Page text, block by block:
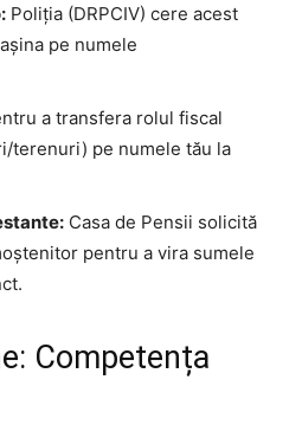
Poliția (DRPCIV) cere acest
pe numele
a transfera rolul fiscal
terenuri) pe numele tău la
Casa de Pensii solicită
pentru a vira sumele
Competența